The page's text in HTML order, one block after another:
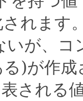
れます
いが、コ
る)が作成
される